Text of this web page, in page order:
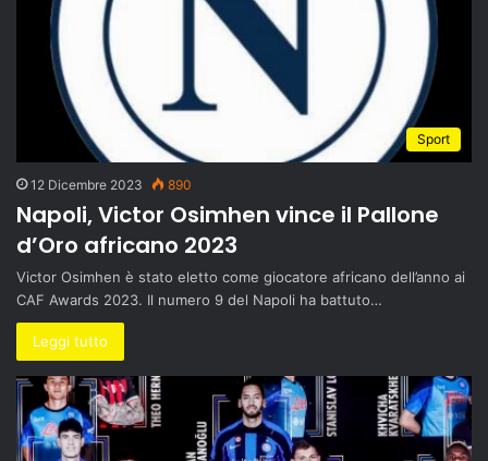
Sport
12 Dicembre 2023 890
Napoli, Victor Osimhen vince il Pallone
d’Oro africano 2023
Victor Osimhen è stato eletto come giocatore africano dell’anno ai
CAF Awards 2023. Il numero 9 del Napoli ha battuto…
Leggi tutto